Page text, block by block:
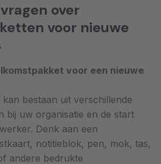
over
voor nieuwe
voor een nieuwe
bestaan uit verschillende
bij uw organisatie en de start
Denk aan een
notitieblok, pen, mok, tas,
andere bedrukte